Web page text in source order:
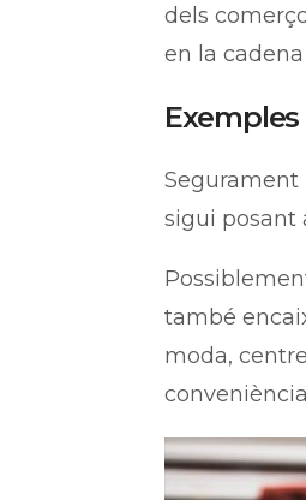
dels
en la
sigui posant
també
moda,